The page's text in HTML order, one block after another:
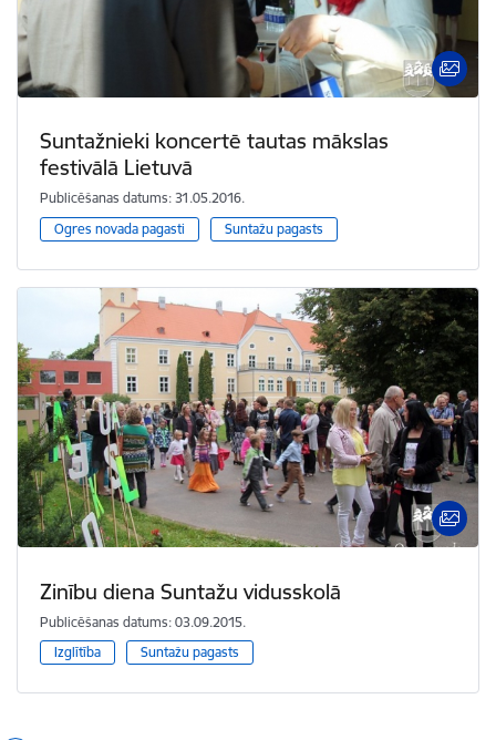
Suntažnieki koncertē tautas mākslas
festivālā Lietuvā
Publicēšanas datums: 31.05.2016.
Ogres novada pagasti
Suntažu pagasts
Zinību diena Suntažu vidusskolā
Publicēšanas datums: 03.09.2015.
Izglītība
Suntažu pagasts